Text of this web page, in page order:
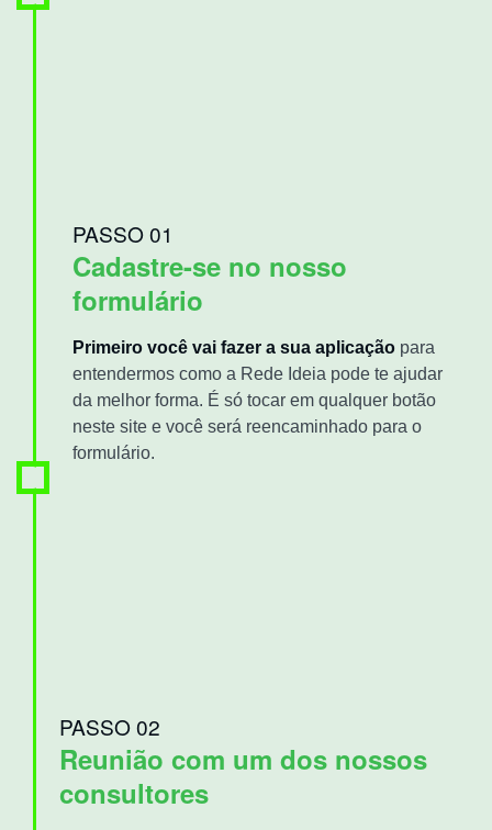
PASSO 01
Cadastre-se no nosso
formulário
Primeiro você vai fazer a sua aplicação para
entendermos como a Rede Ideia pode te ajudar
da melhor forma. É só tocar em qualquer botão
neste site e você será reencaminhado para o
formulário.
PASSO 02
Reunião com um dos nossos
consultores